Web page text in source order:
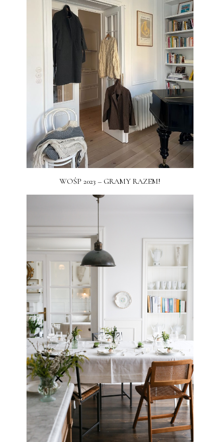
WOŚP 2023 – GRAMY RAZEM!